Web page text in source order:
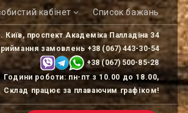
кабінет Список бажань
Київ, проспект Академіка Палладіна 34
замовлень +38 (067) 443-30-54
+38 (067) 500-85-28
Години роботи: пн-пт з 10.00 до 18.00,
Склад працює за плаваючим графіком!